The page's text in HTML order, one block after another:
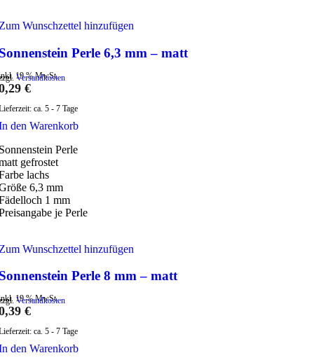
Wunschzettel hinzufügen
Perle 6,3 mm – matt
19 % MwSt.
Versandkosten
€
ca. 5 - 7 Tage
den Warenkorb
Perle
gefrostet
lachs
6,3 mm
1 mm
je Perle
Wunschzettel hinzufügen
Perle 8 mm – matt
19 % MwSt.
Versandkosten
€
ca. 5 - 7 Tage
den Warenkorb